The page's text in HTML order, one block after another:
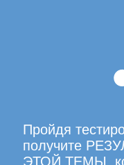
Пройдя
получите
ЭТОЙ ТЕМЫ,